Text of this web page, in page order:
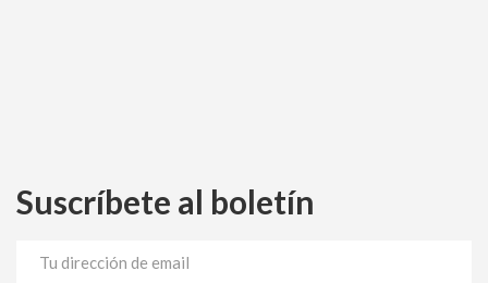
Suscríbete al boletín